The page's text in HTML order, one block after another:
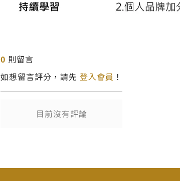
0 則留言
如想留言評分，請先 登入會員 ！
目前沒有評論